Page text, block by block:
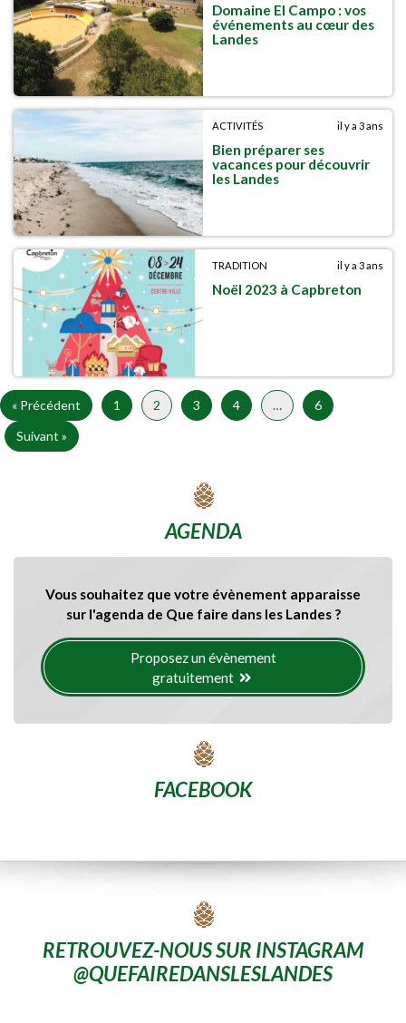
Domaine El Campo : vos
événements au cœur des
Landes
ACTIVITÉS il y a 3 ans
Bien préparer ses
vacances pour découvrir
les Landes
TRADITION il y a 3 ans
Noël 2023 à Capbreton
« Précédent 1 2 3 4 …
6
Suivant »
AGENDA
Vous souhaitez que votre évènement apparaisse
sur l'agenda de Que faire dans les Landes ?
Proposez un évènement
gratuitement
FACEBOOK
RETROUVEZ-NOUS SUR INSTAGRAM
@QUEFAIREDANSLESLANDES